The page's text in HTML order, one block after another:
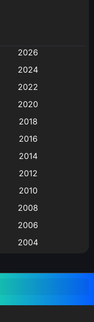
2026
2024
2022
2020
2018
2016
2014
2012
2010
2008
2006
2004
2000